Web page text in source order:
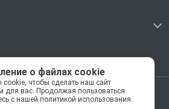
Все права защищены
о файлах cookie
чтобы сделать наш сайт
вас. Продолжая пользоваться
с нашей политикой использования